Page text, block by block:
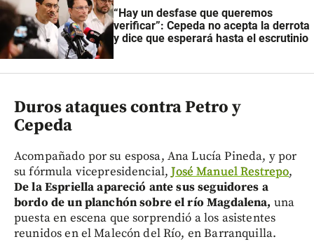
“Hay un desfase que queremos
verificar”: Cepeda no acepta la derrota
y dice que esperará hasta el escrutinio
Duros ataques contra Petro y
Cepeda
Acompañado por su esposa, Ana Lucía Pineda, y por
su fórmula vicepresidencial,José Manuel Restrepo,
De la Espriella apareció ante sus seguidores a
bordo de un planchón sobre el río Magdalena, una
puesta en escena que sorprendió a los asistentes
reunidos en el Malecón del Río, en Barranquilla.